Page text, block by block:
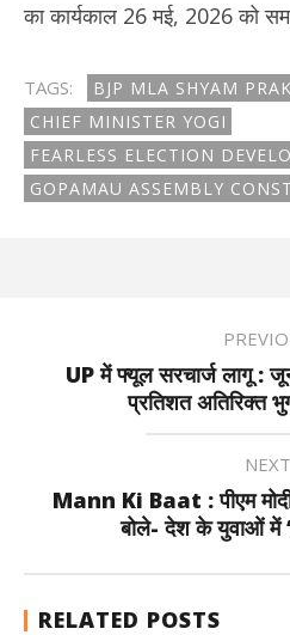
का कार्यकाल 26 मई, 2026 को
TAGS:
BJP MLA SHYAM
CHIEF MINISTER YOGI
FEARLESS ELECTION
GOPAMAU ASSEMBLY
UP में फ्यूल सरचार्ज लागू :
प्रतिशत अतिरिक्त
NEXT
Mann Ki Baat : पीएम मोदी
बोले- देश के युवाओं में
RELATED POSTS